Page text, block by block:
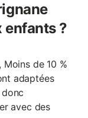
enfants ?
de 10 %
adaptées
avec des